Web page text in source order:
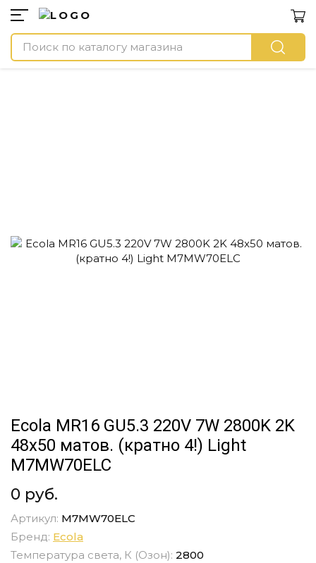
Ecola MR16 GU5.3 220V 7W 2800K 2K
48x50 матов. (кратно 4!) Light
M7MW70ELC
0 руб.
Артикул: M7MW70ELC
Бренд: Ecola
Температура света, К (Озон): 2800